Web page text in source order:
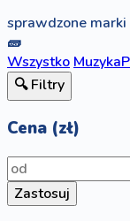
sprawdzone marki
🧱
Wszystko Muzyka
🔍 Filtry
Cena (zł)
Zastosuj